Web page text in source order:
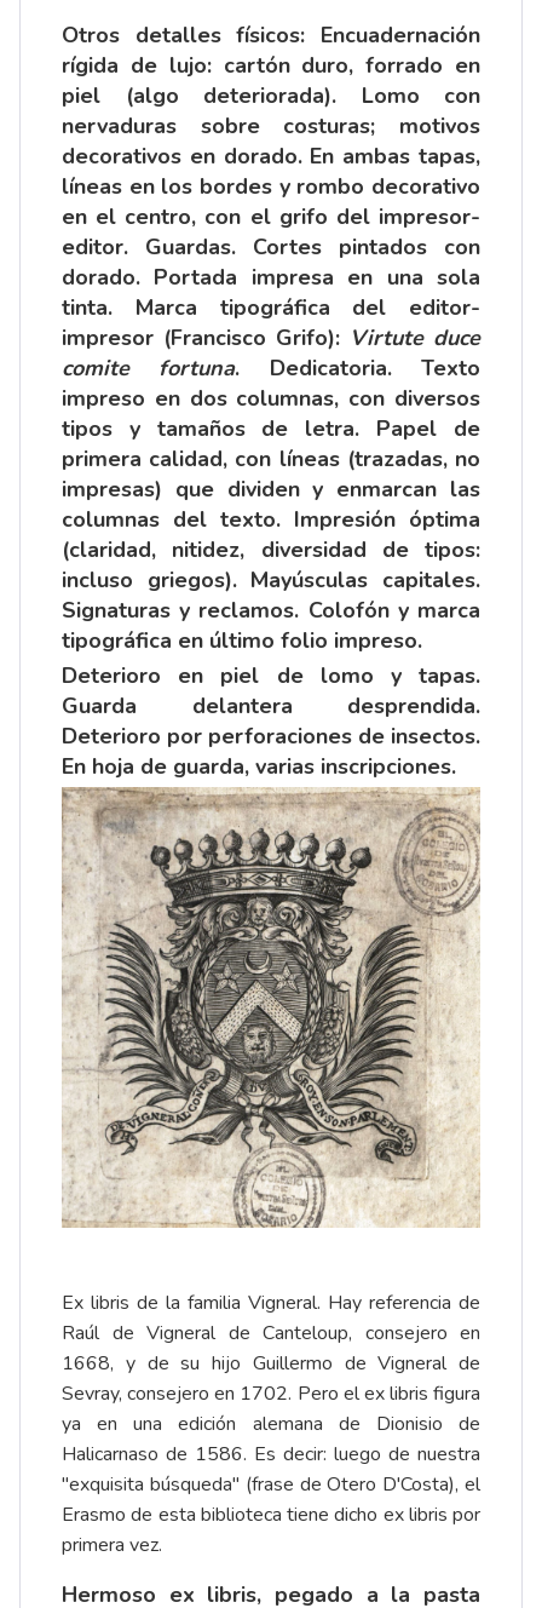
Otros detalles físicos: Encuadernación
rígida de lujo: cartón duro, forrado en
piel (algo deteriorada). Lomo con
nervaduras sobre costuras; motivos
decorativos en dorado. En ambas tapas,
líneas en los bordes y rombo decorativo
en el centro, con el grifo del impresor-
editor. Guardas. Cortes pintados con
dorado. Portada impresa en una sola
tinta. Marca tipográfica del editor-
impresor (Francisco Grifo): Virtute duce
comite fortuna. Dedicatoria. Texto
impreso en dos columnas, con diversos
tipos y tamaños de letra. Papel de
primera calidad, con líneas (trazadas, no
impresas) que dividen y enmarcan las
columnas del texto. Impresión óptima
(claridad, nitidez, diversidad de tipos:
incluso griegos). Mayúsculas capitales.
Signaturas y reclamos. Colofón y marca
tipográfica en último folio impreso.
Deterioro en piel de lomo y tapas.
Guarda delantera desprendida.
Deterioro por perforaciones de insectos.
En hoja de guarda, varias inscripciones.
Ex libris de la familia Vigneral. Hay referencia de
Raúl de Vigneral de Canteloup, consejero en
1668, y de su hijo Guillermo de Vigneral de
Sevray, consejero en 1702. Pero el ex libris figura
ya en una edición alemana de Dionisio de
Halicarnaso de 1586. Es decir: luego de nuestra
"exquisita búsqueda" (frase de Otero D'Costa), el
Erasmo de esta biblioteca tiene dicho ex libris por
primera vez.
Hermoso ex libris, pegado a la pasta